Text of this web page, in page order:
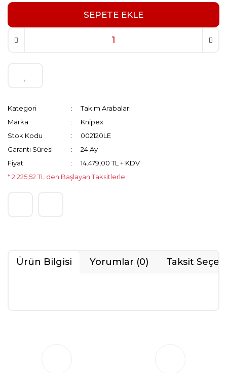
SEPETE EKLE
Kategori
Takım Arabaları
Marka
Knipex
Stok Kodu
002120LE
Garanti Süresi
24 Ay
Fiyat
14.479,00 TL + KDV
* 2.225,52 TL den Başlayan Taksitlerle
Ürün Bilgisi Yorumlar (0) Taksit